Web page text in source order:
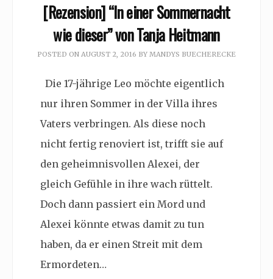
[Rezension] “In einer Sommernacht
wie dieser” von Tanja Heitmann
POSTED ON AUGUST 2, 2016 BY MANDYS BUECHERECKE
Die 17-jährige Leo möchte eigentlich
nur ihren Sommer in der Villa ihres
Vaters verbringen. Als diese noch
nicht fertig renoviert ist, trifft sie auf
den geheimnisvollen Alexei, der
gleich Gefühle in ihre wach rüttelt.
Doch dann passiert ein Mord und
Alexei könnte etwas damit zu tun
haben, da er einen Streit mit dem
Ermordeten…